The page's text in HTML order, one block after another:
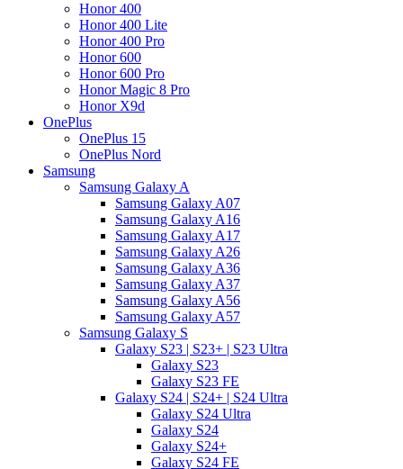
Honor 400
Honor 400 Lite
Honor 400 Pro
Honor 600
Honor 600 Pro
Honor Magic 8 Pro
Honor X9d
OnePlus
OnePlus 15
OnePlus Nord
Samsung
Samsung Galaxy A
Samsung Galaxy A07
Samsung Galaxy A16
Samsung Galaxy A17
Samsung Galaxy A26
Samsung Galaxy A36
Samsung Galaxy A37
Samsung Galaxy A56
Samsung Galaxy A57
Samsung Galaxy S
Galaxy S23 | S23+ | S23 Ultra
Galaxy S23
Galaxy S23 FE
Galaxy S24 | S24+ | S24 Ultra
Galaxy S24 Ultra
Galaxy S24
Galaxy S24+
Galaxy S24 FE